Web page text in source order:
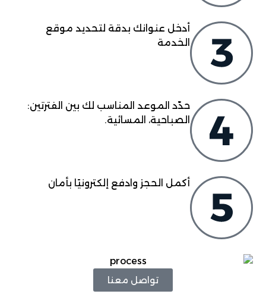
أدخل عنوانك بدقة لتحديد موقع
الخدمة
حدّد الموعد المناسب لك بين الفترتين:
الصباحية، المسائية.
أكمل الحجز وادفع إلكترونيًا بأمان
تواصل معنا